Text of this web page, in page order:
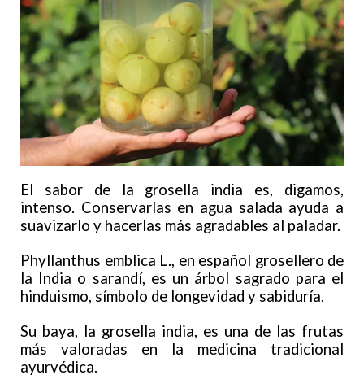
El sabor de la grosella india es, digamos,
intenso. Conservarlas en agua salada ayuda a
suavizarlo y hacerlas más agradables al paladar.
Phyllanthus emblica L., en español grosellero de
la India o sarandí, es un árbol sagrado para el
hinduismo, símbolo de longevidad y sabiduría.
Su baya, la grosella india, es una de las frutas
más valoradas en la medicina tradicional
ayurvédica.